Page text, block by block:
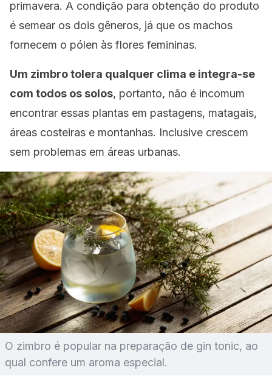
primavera. A condição para obtenção do produto
é semear os dois gêneros, já que os machos
fornecem o pólen às flores femininas.
Um zimbro tolera qualquer clima e integra-se
com todos os solos, portanto, não é incomum
encontrar essas plantas em pastagens, matagais,
áreas costeiras e montanhas. Inclusive crescem
sem problemas em áreas urbanas.
O zimbro é popular na preparação de gin tonic, ao
qual confere um aroma especial.